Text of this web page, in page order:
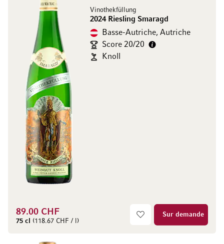
Vinothekfüllung
2024 Riesling Smaragd
Basse-Autriche, Autriche
Score 20/20
Knoll
89.00 CHF
75 cl (118.67 CHF / l)
Sur demande